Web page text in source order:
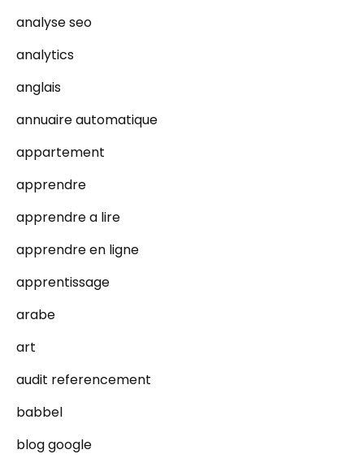
analyse seo
analytics
anglais
annuaire automatique
appartement
apprendre
apprendre a lire
apprendre en ligne
apprentissage
arabe
art
audit referencement
babbel
blog google